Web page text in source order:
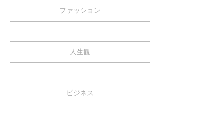
ファッション
人生観
ビジネス